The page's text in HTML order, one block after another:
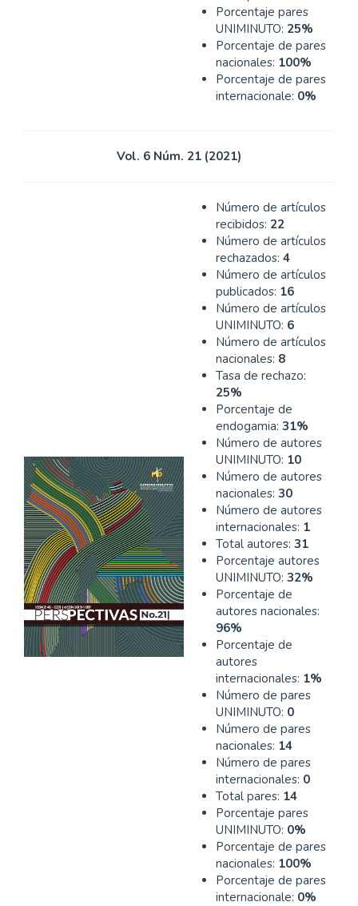
Porcentaje pares
UNIMINUTO: 25%
Porcentaje de pares
nacionales: 100%
Porcentaje de pares
internacionale: 0%
Vol. 6 Núm. 21 (2021)
Número de artículos
recibidos: 22
Número de artículos
rechazados: 4
Número de artículos
publicados: 16
Número de artículos
UNIMINUTO: 6
Número de artículos
nacionales: 8
Tasa de rechazo:
25%
Porcentaje de
endogamia: 31%
Número de autores
UNIMINUTO: 10
Número de autores
nacionales: 30
Número de autores
internacionales: 1
Total autores: 31
Porcentaje autores
UNIMINUTO: 32%
Porcentaje de
autores nacionales:
96%
Porcentaje de
autores
internacionales: 1%
Número de pares
UNIMINUTO: 0
Número de pares
nacionales: 14
Número de pares
internacionales: 0
Total pares: 14
Porcentaje pares
UNIMINUTO: 0%
Porcentaje de pares
nacionales: 100%
Porcentaje de pares
internacionale: 0%